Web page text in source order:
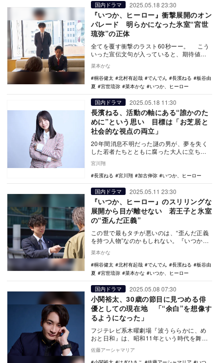
国内ドラマ 2025.05.18 23:30
『いつか、ヒーロー』衝撃展開のオン
パレード 明らかになった氷室“宮世
琉弥”の正体
全てを覆す衝撃のラスト60秒ーー。 こう
いった宣伝文句が入っていると、期待値が
と肩透か…
菜本かな
桐谷健太
北村有起哉 でんでん 長濱ねる
板谷由
夏
宮世琉弥 菜本かな いつか、ヒーロー
国内ドラマ 2025.05.18 11:30
長濱ねる、活動の軸にある“誰かのた
めに”という思い 目標は「お芝居と
社会的な視点の両立」
20年間消息不明だった謎の男が、夢を失く
した若者たちとともに腐った大人に立ち向
かっていく姿を描く連続ドラマ『いつか、
ヒーロー』（…
宮川翔
長濱ねる
宮川翔 加古伸弥 いつか、ヒーロー
国内ドラマ 2025.05.11 23:30
『いつか、ヒーロー』のスリリングな
展開から目が離せない 若王子と氷室
の“歪んだ正義”
この世で最もタチが悪いのは、“歪んだ正義
を持つ人物”なのかもしれない。『いつか、
第5話で…
菜本かな
桐谷健太
北村有起哉 でんでん 長濱ねる
板谷由
夏
宮世琉弥 菜本かな いつか、ヒーロー
国内ドラマ 2025.05.08 07:30
小関裕太、30歳の節目に見つめる俳
優としての現在地 「“余白”を想像す
るようになった」
フジテレビ系木曜劇場『波うららかに、め
おと日和』は、昭和11年という時代を舞台
に、“交際ゼロ日婚”から始まる甘酸っぱくも
歯がゆい…
佐藤アーシャマリア